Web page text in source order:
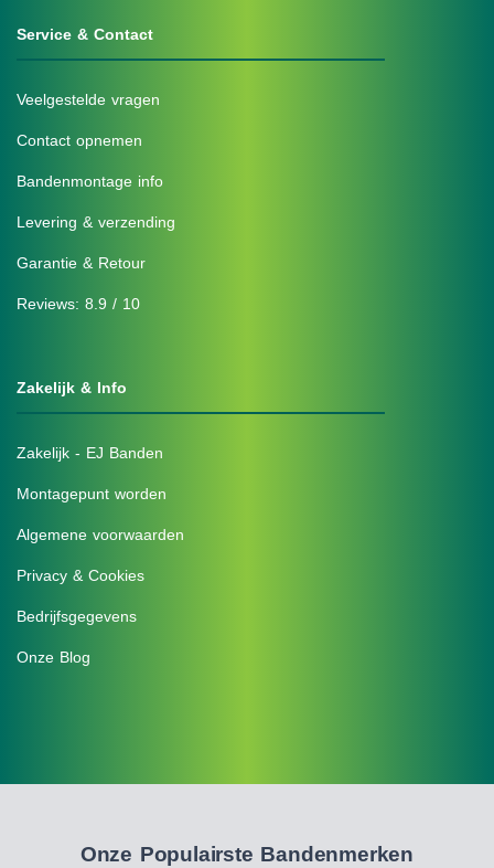
Service & Contact
Veelgestelde vragen
Contact opnemen
Bandenmontage info
Levering & verzending
Garantie & Retour
Reviews: 8.9 / 10
Zakelijk & Info
Zakelijk - EJ Banden
Montagepunt worden
Algemene voorwaarden
Privacy & Cookies
Bedrijfsgegevens
Onze Blog
Onze Populairste Bandenmerken